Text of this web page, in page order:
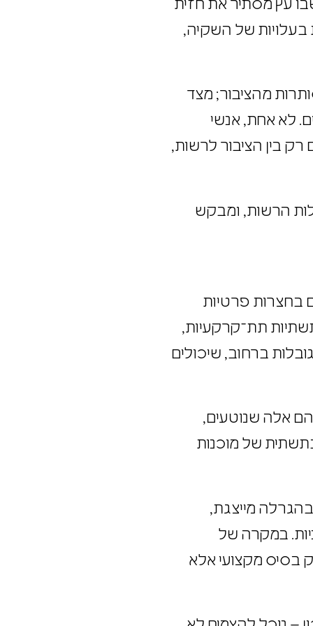
עץ מסתיר את חזית
בעלויות של השקיה,
מהציבור; מצד
לא אחת, אנשי
בין הציבור לרשות,
הרשות, ומבקש
בחצרות פרטיות
תת־קרקעיות,
ברחוב, שיכולים
הם אלה שנוטעים,
של מוכנות
מייצגת,
במקרה של
בסיס מקצועי אלא